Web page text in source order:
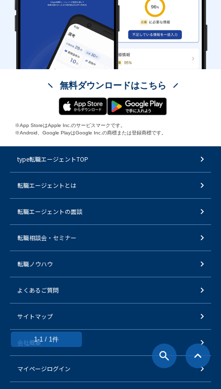
1-1 / 1件
無料ダウンロードはこちら
※App StoreはApple Inc.のサービスマークです。
※Android、Google PlayはGoogle Inc.の商標または登録商標です。
type転職エージェントTOP
転職エージェントとは
転職エージェントの面談
転職相談会・セミナー
転職ノウハウ
よくあるご質問
サイトマップ
会社概要
マイページログイン